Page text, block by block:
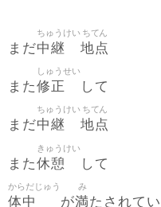
まだ中継
ちゅうけい
地点
ちてん
また修正
しゅうせい
して
まだ中継
ちゅうけい
地点
ちてん
また休憩
きゅうけい
して
体中
からだじゅう
が満
み
たされてい